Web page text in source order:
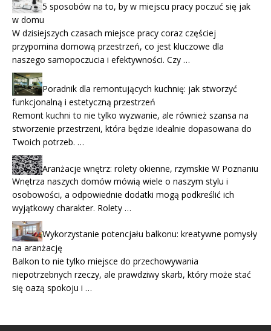
5 sposobów na to, by w miejscu pracy poczuć się jak
w domu
W dzisiejszych czasach miejsce pracy coraz częściej
przypomina domową przestrzeń, co jest kluczowe dla
naszego samopoczucia i efektywności. Czy …
Poradnik dla remontujących kuchnię: jak stworzyć
funkcjonalną i estetyczną przestrzeń
Remont kuchni to nie tylko wyzwanie, ale również szansa na
stworzenie przestrzeni, która będzie idealnie dopasowana do
Twoich potrzeb. …
Aranżacje wnętrz: rolety okienne, rzymskie W Poznaniu
Wnętrza naszych domów mówią wiele o naszym stylu i
osobowości, a odpowiednie dodatki mogą podkreślić ich
wyjątkowy charakter. Rolety …
Wykorzystanie potencjału balkonu: kreatywne pomysły
na aranżację
Balkon to nie tylko miejsce do przechowywania
niepotrzebnych rzeczy, ale prawdziwy skarb, który może stać
się oazą spokoju i …